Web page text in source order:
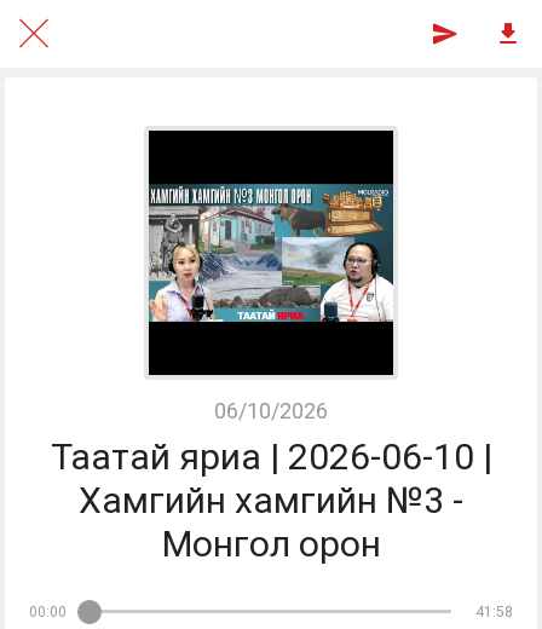
06/10/2026
Таатай яриа | 2026-06-10 |
Хамгийн хамгийн №3 -
Монгол орон
00:00 41:58